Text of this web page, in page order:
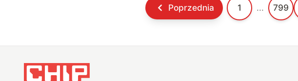
Poprzednia 1 ... 799